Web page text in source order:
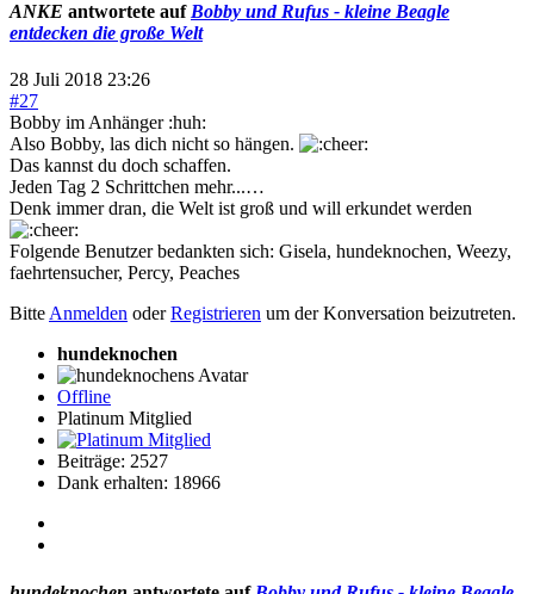
ANKE antwortete auf Bobby und Rufus - kleine Beagle
entdecken die große Welt
28 Juli 2018 23:26
#27
Bobby im Anhänger :huh:
Also Bobby, las dich nicht so hängen.
Das kannst du doch schaffen.
Jeden Tag 2 Schrittchen mehr...…
Denk immer dran, die Welt ist groß und will erkundet werden
Folgende Benutzer bedankten sich: Gisela, hundeknochen, Weezy,
faehrtensucher, Percy, Peaches
BitteAnmelden oderRegistrieren um der Konversation beizutreten.
hundeknochen
Offline
Platinum Mitglied
Beiträge: 2527
Dank erhalten: 18966